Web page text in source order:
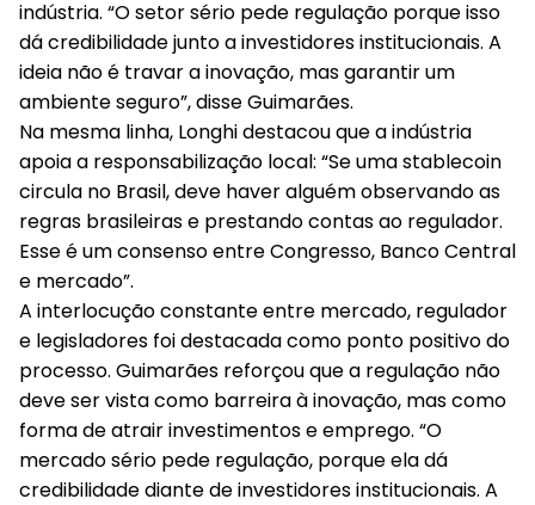
indústria. “O setor sério pede regulação porque isso
dá credibilidade junto a investidores institucionais. A
ideia não é travar a inovação, mas garantir um
ambiente seguro”, disse Guimarães.
Na mesma linha, Longhi destacou que a indústria
apoia a responsabilização local: “Se uma stablecoin
circula no Brasil, deve haver alguém observando as
regras brasileiras e prestando contas ao regulador.
Esse é um consenso entre Congresso, Banco Central
e mercado”.
A interlocução constante entre mercado, regulador
e legisladores foi destacada como ponto positivo do
processo. Guimarães reforçou que a regulação não
deve ser vista como barreira à inovação, mas como
forma de atrair investimentos e emprego. “O
mercado sério pede regulação, porque ela dá
credibilidade diante de investidores institucionais. A